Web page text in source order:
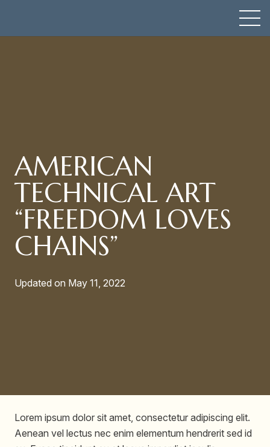
AMERICAN
TECHNICAL ART
“FREEDOM LOVES
CHAINS”
Updated on May 11, 2022
Lorem ipsum dolor sit amet, consectetur adipiscing elit.
Aenean vel lectus nec enim elementum hendrerit sed id